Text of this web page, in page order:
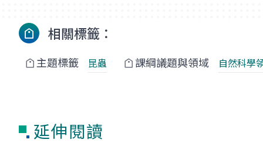
相關標籤：
主題標籤 昆蟲 課綱議題與領域 自然科學
延伸閱讀